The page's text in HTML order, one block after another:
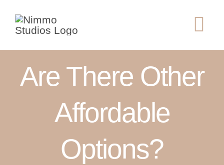
Are There Other
Affordable
Options?